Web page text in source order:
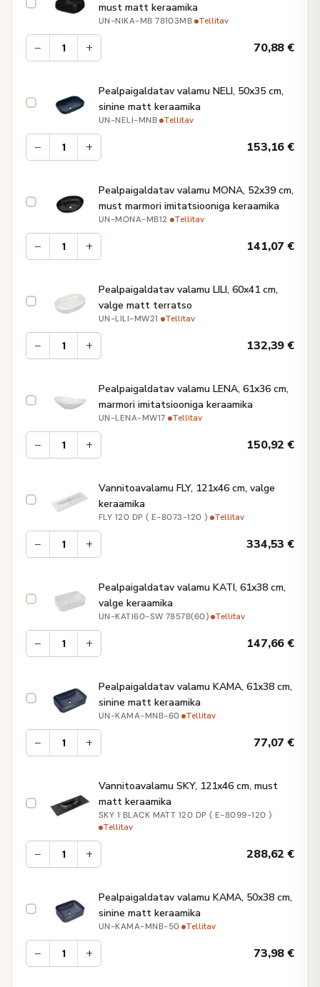
must matt keraamika
UN-NIKA-MB 78103MB· Tellitav
− + 70,88€
Pealpaigaldatav valamu NELI, 50x35 cm,
sinine matt keraamika
UN-NELI-MNB· Tellitav
− + 153,16€
Pealpaigaldatav valamu MONA, 52x39 cm,
must marmori imitatsiooniga keraamika
UN-MONA-MB12 · Tellitav
− + 141,07€
Pealpaigaldatav valamu LILI, 60x41 cm,
valge matt terratso
UN-LILI-MW21 · Tellitav
− + 132,39€
Pealpaigaldatav valamu LENA, 61x36 cm,
marmori imitatsiooniga keraamika
UN-LENA-MW17· Tellitav
− + 150,92€
Vannitoavalamu FLY, 121x46 cm, valge
keraamika
FLY 120 DP ( E-8073-120 )· Tellitav
− + 334,53€
Pealpaigaldatav valamu KATI, 61x38 cm,
valge keraamika
UN-KATI60-SW 7857B(60)· Tellitav
− + 147,66€
Pealpaigaldatav valamu KAMA, 61x38 cm,
sinine matt keraamika
UN-KAMA-MNB-60· Tellitav
− + 77,07€
Vannitoavalamu SKY, 121x46 cm, must
matt keraamika
SKY 1 BLACK MATT 120 DP ( E-8099-120 )·
Tellitav
− + 288,62€
Pealpaigaldatav valamu KAMA, 50x38 cm,
sinine matt keraamika
UN-KAMA-MNB-50· Tellitav
− + 73,98€